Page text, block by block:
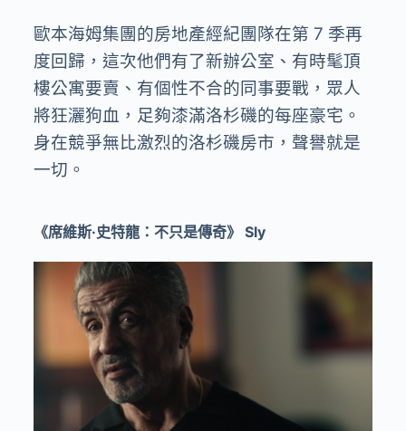
歐本海姆集團的房地產經紀團隊在第 7 季再
度回歸，這次他們有了新辦公室、有時髦頂
樓公寓要賣、有個性不合的同事要戰，眾人
將狂灑狗血，足夠漆滿洛杉磯的每座豪宅。
身在競爭無比激烈的洛杉磯房市，聲譽就是
一切。
《席維斯·史特龍：不只是傳奇》 Sly